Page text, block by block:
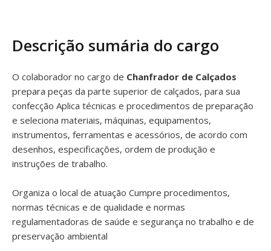
Descrição sumária do cargo
O colaborador no cargo de Chanfrador de Calçados
prepara peças da parte superior de calçados, para sua
confecção Aplica técnicas e procedimentos de preparação
e seleciona materiais, máquinas, equipamentos,
instrumentos, ferramentas e acessórios, de acordo com
desenhos, especificações, ordem de produção e
instruções de trabalho.
Organiza o local de atuação Cumpre procedimentos,
normas técnicas e de qualidade e normas
regulamentadoras de saúde e segurança no trabalho e de
preservação ambiental